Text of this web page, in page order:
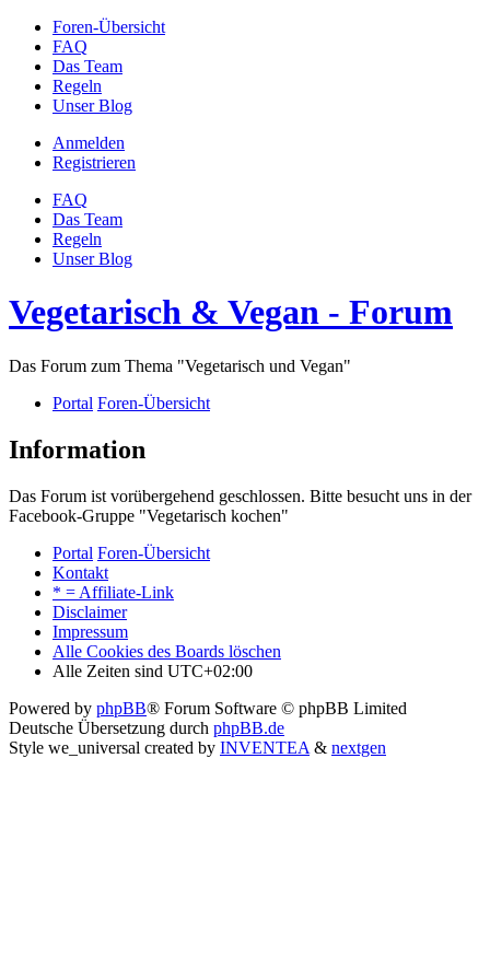
Foren-Übersicht
FAQ
Das Team
Regeln
Unser Blog
Anmelden
Registrieren
FAQ
Das Team
Regeln
Unser Blog
Vegetarisch & Vegan - Forum
Das Forum zum Thema "Vegetarisch und Vegan"
Portal Foren-Übersicht
Information
Das Forum ist vorübergehend geschlossen. Bitte besucht uns in der
Facebook-Gruppe "Vegetarisch kochen"
Portal Foren-Übersicht
Kontakt
* = Affiliate-Link
Disclaimer
Impressum
Alle Cookies des Boards löschen
Alle Zeiten sind UTC+02:00
Powered by phpBB® Forum Software © phpBB Limited
Deutsche Übersetzung durch phpBB.de
Style we_universal created by INVENTEA & nextgen